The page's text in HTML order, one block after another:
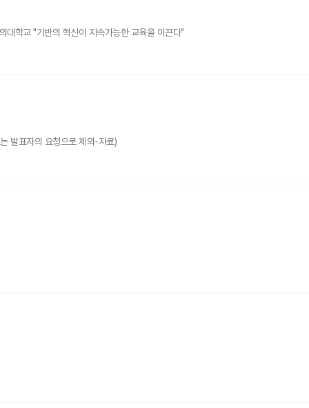
대학교 "기반의 혁신이 지속가능한 교육을 이끈다"
발표자의 요청으로 제외-자료)